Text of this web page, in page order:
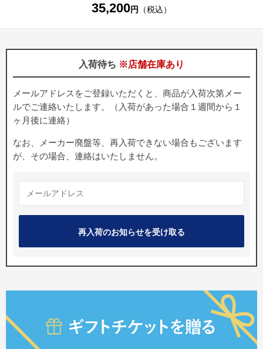
35,200円 （税込）
入荷待ち ※店舗在庫あり
メールアドレスをご登録いただくと、商品が入荷次第メー
ルでご連絡いたします。（入荷があった場合１週間から１
ヶ月後に連絡）
なお、メーカー廃盤等、再入荷できない場合もございます
が、その場合、連絡はいたしません。